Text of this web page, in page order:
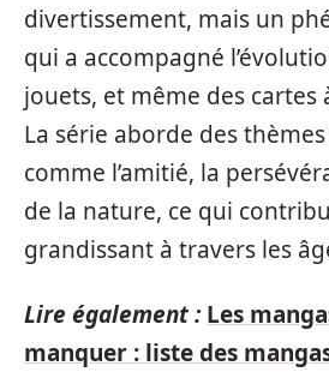
divertissement, mais un
qui a accompagné
jouets, et même des cartes
La série aborde des
comme l’amitié, la
de la nature, ce qui
grandissant à travers les
Lire également : Les
manquer : liste des